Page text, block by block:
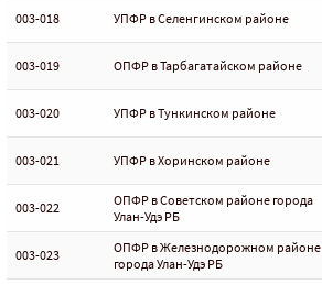
003-018 УПФР в Селенгинском районе
003-019 ОПФР в Тарбагатайском районе
003-020 УПФР в Тункинском районе
003-021 УПФР в Хоринском районе
003-022
ОПФР в Советском районе города
Улан-Удэ РБ
003-023
ОПФР в Железнодорожном районе
города Улан-Удэ РБ